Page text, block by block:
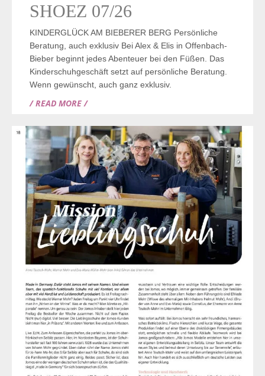
SHOEZ 07/26
KINDERGLÜCK AM BIEBERER BERG Persönliche
Beratung, auch exklusiv Bei Alex & Elis in Offenbach-
Bieber beginnt jedes Abenteuer bei den Füßen. Das
Kinderschuhgeschäft setzt auf persönliche Beratung.
Wenn gewünscht, auch ganz exklusiv.
/ READ MORE /